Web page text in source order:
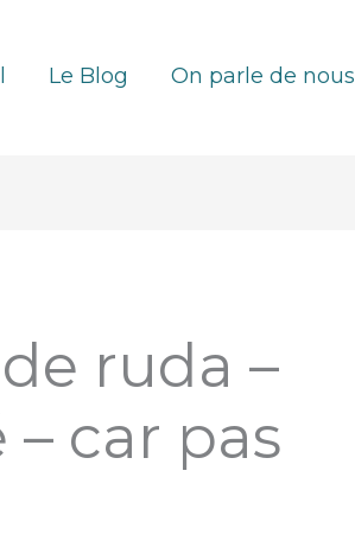
Le Blog On parle de nous
ruda –
car pas